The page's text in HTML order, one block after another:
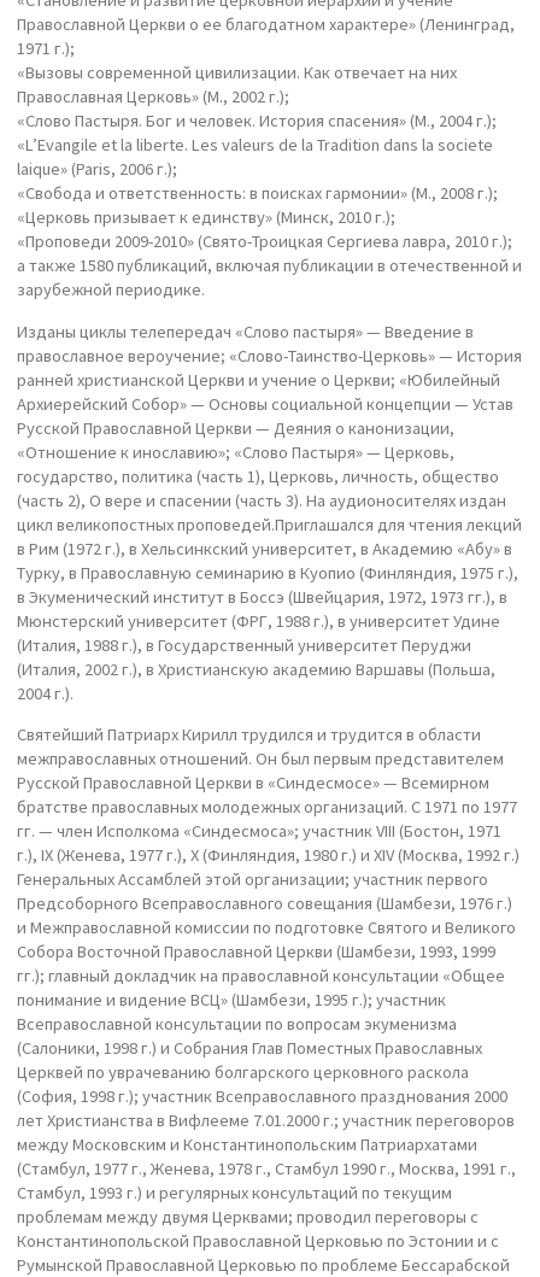
Православной Церкви о ее благодатном характере» (Ленинград,
1971 г.);
«Вызовы современной цивилизации. Как отвечает на них
Православная Церковь» (М., 2002 г.);
«Слово Пастыря. Бог и человек. История спасения» (М., 2004 г.);
«L’Evangile et la liberte. Les valeurs de la Tradition dans la societe
laique» (Paris, 2006 г.);
«Свобода и ответственность: в поисках гармонии» (М., 2008 г.);
«Церковь призывает к единству» (Минск, 2010 г.);
«Проповеди 2009-2010» (Свято-Троицкая Сергиева лавра, 2010 г.);
а также 1580 публикаций, включая публикации в отечественной и
зарубежной периодике.
Изданы циклы телепередач «Слово пастыря» — Введение в
православное вероучение; «Слово-Таинство-Церковь» — История
ранней христианской Церкви и учение о Церкви; «Юбилейный
Архиерейский Собор» — Основы социальной концепции — Устав
Русской Православной Церкви — Деяния о канонизации,
«Отношение к инославию»; «Слово Пастыря» — Церковь,
государство, политика (часть 1), Церковь, личность, общество
(часть 2), О вере и спасении (часть 3). На аудионосителях издан
цикл великопостных проповедей.Приглашался для чтения лекций
в Рим (1972 г.), в Хельсинкский университет, в Академию «Абу» в
Турку, в Православную семинарию в Куопио (Финляндия, 1975 г.),
в Экуменический институт в Боссэ (Швейцария, 1972, 1973 гг.), в
Мюнстерский университет (ФРГ, 1988 г.), в университет Удине
(Италия, 1988 г.), в Государственный университет Перуджи
(Италия, 2002 г.), в Христианскую академию Варшавы (Польша,
2004 г.).
Святейший Патриарх Кирилл трудился и трудится в области
межправославных отношений. Он был первым представителем
Русской Православной Церкви в «Синдесмосе» — Всемирном
братстве православных молодежных организаций. С 1971 по 1977
гг. — член Исполкома «Синдесмоса»; участник VIII (Бостон, 1971
г.), IX (Женева, 1977 г.), Х (Финляндия, 1980 г.) и XIV (Москва, 1992 г.)
Генеральных Ассамблей этой организации; участник первого
Предсоборного Всеправославного совещания (Шамбези, 1976 г.)
и Межправославной комиссии по подготовке Святого и Великого
Собора Восточной Православной Церкви (Шамбези, 1993, 1999
гг.); главный докладчик на православной консультации «Общее
понимание и видение ВСЦ» (Шамбези, 1995 г.); участник
Всеправославной консультации по вопросам экуменизма
(Салоники, 1998 г.) и Собрания Глав Поместных Православных
Церквей по уврачеванию болгарского церковного раскола
(София, 1998 г.); участник Всеправославного празднования 2000
лет Христианства в Вифлееме 7.01.2000 г.; участник переговоров
между Московским и Константинопольским Патриархатами
(Стамбул, 1977 г., Женева, 1978 г., Стамбул 1990 г., Москва, 1991 г.,
Стамбул, 1993 г.) и регулярных консультаций по текущим
проблемам между двумя Церквами; проводил переговоры с
Константинопольской Православной Церковью по Эстонии и с
Румынской Православной Церковью по проблеме Бессарабской